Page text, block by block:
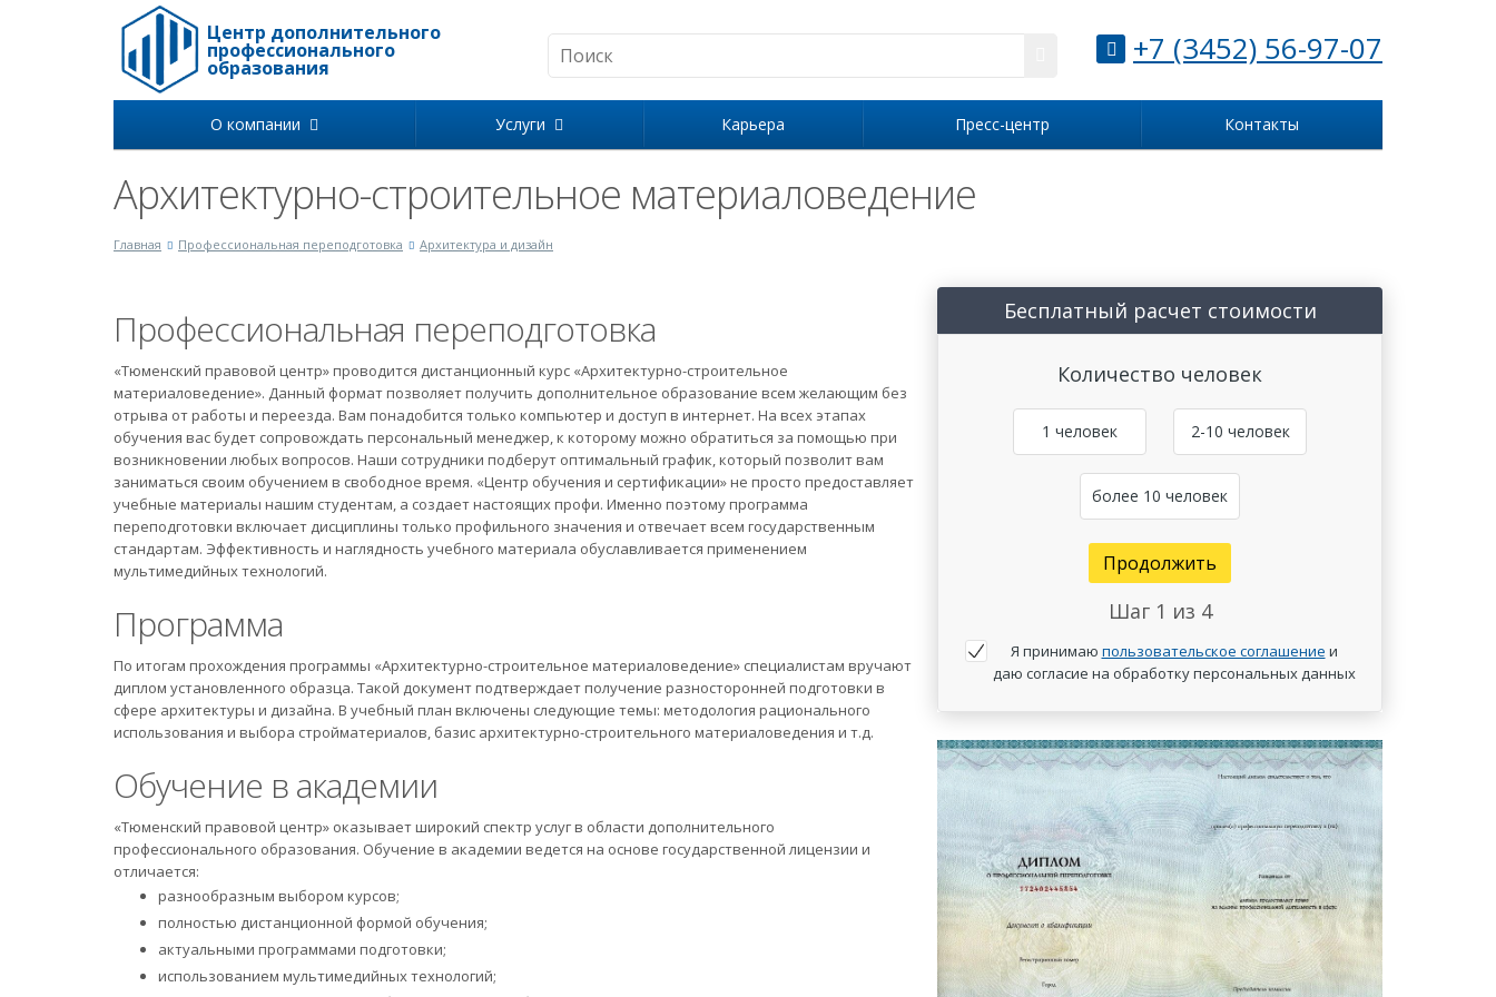
Центр дополнительного
профессионального
образования +7 (3452) 56-97-07
О компании Услуги Карьера Пресс-центр Контакты
Архитектурно-строительное материаловедение
Главная Профессиональная переподготовка Архитектура и дизайн
Бесплатный расчет стоимости
Количество человек
1 человек 2-10 человек
более 10 человек
Продолжить
Шаг 1 из 4
Я принимаю пользовательское соглашение и
даю согласие на обработку персональных данных
Профессиональная переподготовка
«Тюменский правовой центр» проводится дистанционный курс «Архитектурно-строительное
материаловедение». Данный формат позволяет получить дополнительное образование всем желающим без
отрыва от работы и переезда. Вам понадобится только компьютер и доступ в интернет. На всех этапах
обучения вас будет сопровождать персональный менеджер, к которому можно обратиться за помощью при
возникновении любых вопросов. Наши сотрудники подберут оптимальный график, который позволит вам
заниматься своим обучением в свободное время. «Центр обучения и сертификации» не просто предоставляет
учебные материалы нашим студентам, а создает настоящих профи. Именно поэтому программа
переподготовки включает дисциплины только профильного значения и отвечает всем государственным
стандартам. Эффективность и наглядность учебного материала обуславливается применением
мультимедийных технологий.
Программа
По итогам прохождения программы «Архитектурно-строительное материаловедение» специалистам вручают
диплом установленного образца. Такой документ подтверждает получение разносторонней подготовки в
сфере архитектуры и дизайна. В учебный план включены следующие темы: методология рационального
использования и выбора стройматериалов, базис архитектурно-строительного материаловедения и т.д.
Обучение в академии
«Тюменский правовой центр» оказывает широкий спектр услуг в области дополнительного
профессионального образования. Обучение в академии ведется на основе государственной лицензии и
отличается:
разнообразным выбором курсов;
полностью дистанционной формой обучения;
актуальными программами подготовки;
использованием мультимедийных технологий;